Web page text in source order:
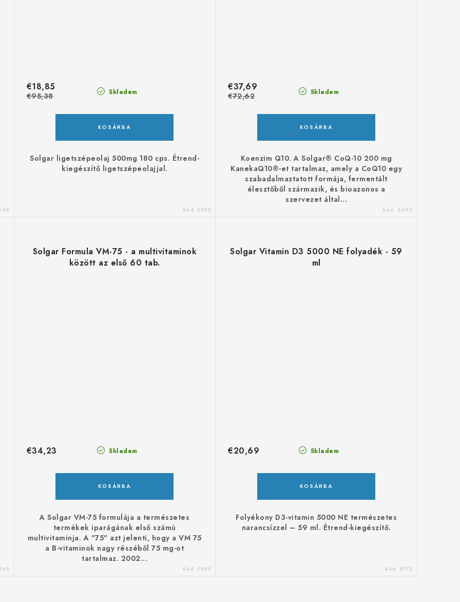
Skladem
€18,85
€95,38
KOSÁRBA
Solgar ligetszépeolaj 500mg 180 cps. Étrend-
kiegészítő ligetszépeolajjal.
Kód:5958
Skladem
€37,69
€72,62
KOSÁRBA
Koenzim Q10. A Solgar® CoQ-10 200 mg
KanekaQ10®-et tartalmaz, amely a CoQ10 egy
szabadalmaztatott formája, fermentált
élesztőből származik, és bioazonos a
szervezet által...
Kód: 6692
Solgar Formula VM-75 - a multivitaminok
között az első 60 tab.
Skladem
€34,23
KOSÁRBA
A Solgar VM-75 formulája a természetes
termékek iparágának első számú
multivitaminja. A "75" azt jelenti, hogy a VM 75
a B-vitaminok nagy részéből 75 mg-ot
tartalmaz. 2002...
Kód:7955
Solgar Vitamin D3 5000 NE folyadék - 59
ml
Skladem
€20,69
KOSÁRBA
Folyékony D3-vitamin 5000 NE természetes
narancsízzel – 59 ml. Étrend-kiegészítő.
Kód: 8172